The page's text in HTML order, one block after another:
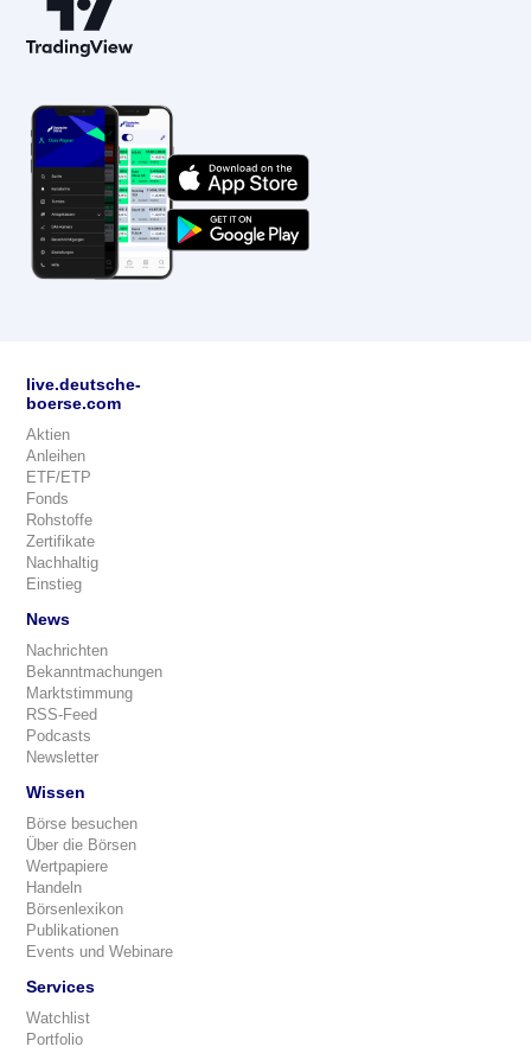
live.deutsche-
boerse.com
Aktien
Anleihen
ETF/ETP
Fonds
Rohstoffe
Zertifikate
Nachhaltig
Einstieg
News
Nachrichten
Bekanntmachungen
Marktstimmung
RSS-Feed
Podcasts
Newsletter
Wissen
Börse besuchen
Über die Börsen
Wertpapiere
Handeln
Börsenlexikon
Publikationen
Events und Webinare
Services
Watchlist
Portfolio